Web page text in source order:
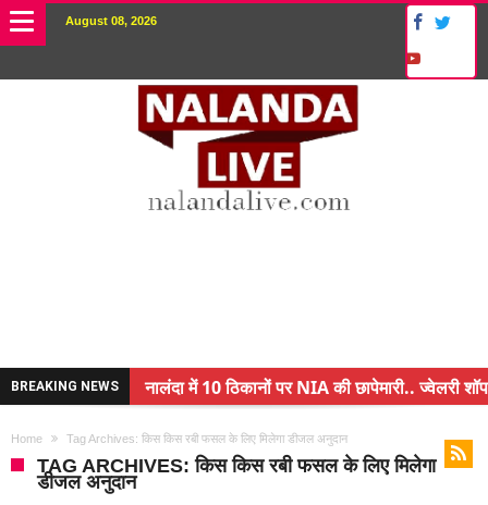
August 08, 2026
BREAKING NEWS
नालंदा में 10 ठिकानों पर NIA की छापेमारी.. ज्वेलरी शॉप
अंचल पदाधिकारी (CO) बर्खास्त.. फर्जीवाड़ा कर पाई थी
Home Tag Archives: किस किस रबी फसल के लिए मिलेगा डीजल अनुदान
TAG ARCHIVES: किस किस रबी फसल के लिए मिलेगा
डीजल अनुदान